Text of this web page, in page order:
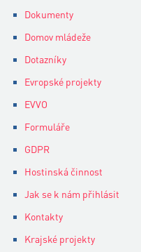
Dokumenty
Domov mládeže
Dotazníky
Evropské projekty
EVVO
Formuláře
GDPR
Hostinská činnost
Jak se k nám přihlásit
Kontakty
Krajské projekty